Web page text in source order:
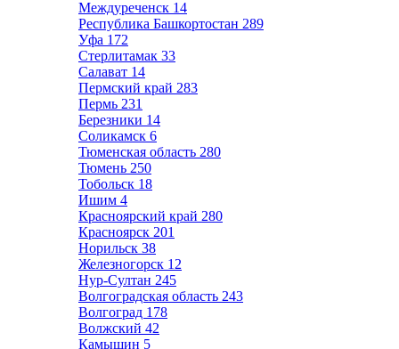
Междуреченск 14
Республика Башкортостан 289
Уфа 172
Стерлитамак 33
Салават 14
Пермский край 283
Пермь 231
Березники 14
Соликамск 6
Тюменская область 280
Тюмень 250
Тобольск 18
Ишим 4
Красноярский край 280
Красноярск 201
Норильск 38
Железногорск 12
Нур-Султан 245
Волгоградская область 243
Волгоград 178
Волжский 42
Камышин 5